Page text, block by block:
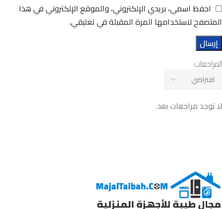
المراجعات
لا توجد مراجعات بعد.
احفظ اسمي، بريدي الإلكتروني، والموقع الإلكتروني في هذا
المتصفح لاستخدامها المرة المقبلة في تعليقي.